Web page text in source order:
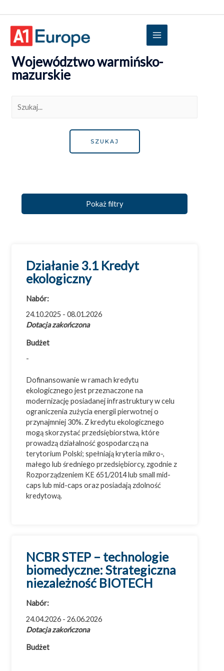
Województwo warmińsko-
mazurskie
Pokaż filtry
Wszystkie dotacje
Badania i rozwój (B+R)
Cyfryzacja
Efektywność energetyczna
Eksport
Innowacje
Inwestycje
Ochrona środowiska
Przemysł 4.0
Usługi doradcze
Cała Polska
Województwo dolnośląskie
Województwo kujawsko-pomorskie
Województwo małopolskie
Województwo mazowieckie
Województwo podlaskie
Działanie 3.1 Kredyt
ekologiczny
Nabór:
24.10.2025 - 08.01.2026
Dotacja zakończona
Budżet
-
Dofinansowanie w ramach kredytu
ekologicznego jest przeznaczone na
modernizację posiadanej infrastruktury w celu
ograniczenia zużycia energii pierwotnej o
przynajmniej 30%. Z kredytu ekologicznego
mogą skorzystać przedsiębiorstwa, które
prowadzą działalność gospodarczą na
terytorium Polski; spełniają kryteria mikro-,
małego lub średniego przedsiębiorcy, zgodnie z
Rozporządzeniem KE 651/2014 lub small mid-
caps lub mid-caps oraz posiadają zdolność
kredytową.
NCBR STEP – technologie
biomedyczne: Strategiczna
niezależność BIOTECH
Nabór:
24.04.2026 - 26.06.2026
Dotacja zakończona
Budżet